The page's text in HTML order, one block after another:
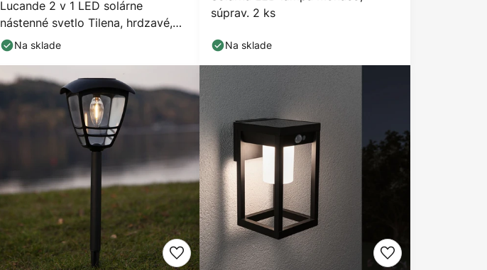
Lucande 2 v 1 LED solárne
nástenné svetlo Tilena, hrdzavé,
okrúhle, hliník
Na sklade
súprav. 2 ks
Na sklade